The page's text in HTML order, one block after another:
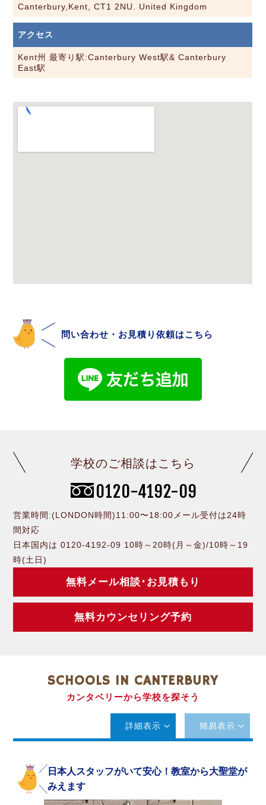
Canterbury,Kent, CT1 2NU. United Kingdom
アクセス
Kent州 最寄り駅:Canterbury West駅& Canterbury
East駅
問い合わせ・お見積り依頼はこちら
学校のご相談はこちら
0120-4192-09
営業時間:(LONDON時間)11:00〜18:00メール受付は24時
間対応
日本国内は 0120-4192-09 10時～20時(月～金)/10時～19
時(土日)
無料メール相談･お見積もり
無料カウンセリング予約
SCHOOLS IN CANTERBURY
カンタベリーから学校を探そう
詳細表示 簡易表示
日本人スタッフがいて安心！教室から大聖堂が
みえます